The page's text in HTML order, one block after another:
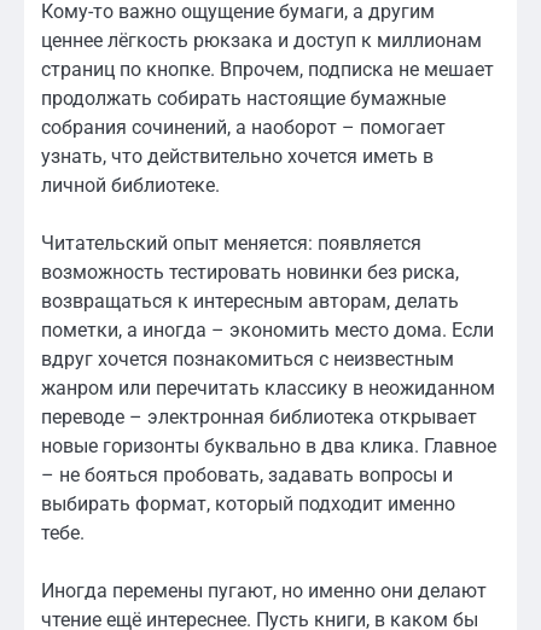
Кому-то важно ощущение бумаги, а другим
ценнее лёгкость рюкзака и доступ к миллионам
страниц по кнопке. Впрочем, подписка не мешает
продолжать собирать настоящие бумажные
собрания сочинений, а наоборот – помогает
узнать, что действительно хочется иметь в
личной библиотеке.
Читательский опыт меняется: появляется
возможность тестировать новинки без риска,
возвращаться к интересным авторам, делать
пометки, а иногда – экономить место дома. Если
вдруг хочется познакомиться с неизвестным
жанром или перечитать классику в неожиданном
переводе – электронная библиотека открывает
новые горизонты буквально в два клика. Главное
– не бояться пробовать, задавать вопросы и
выбирать формат, который подходит именно
тебе.
Иногда перемены пугают, но именно они делают
чтение ещё интереснее. Пусть книги, в каком бы